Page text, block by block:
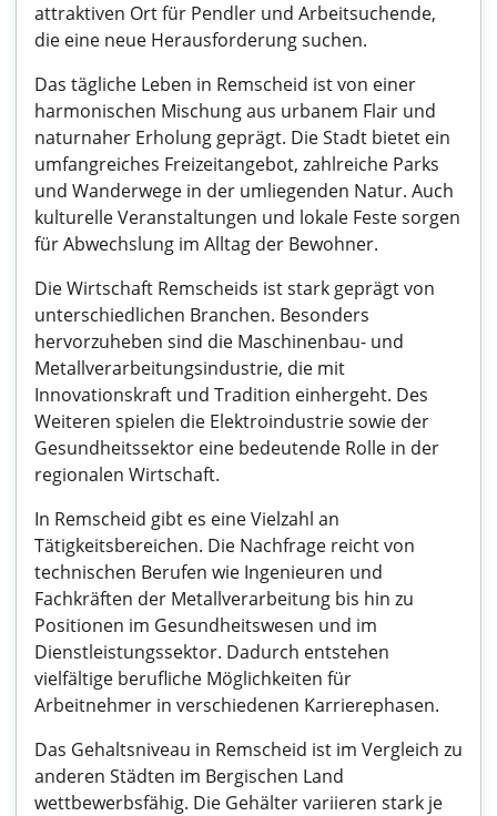
attraktiven Ort für Pendler und Arbeitsuchende,
die eine neue Herausforderung suchen.
Das tägliche Leben in Remscheid ist von einer
harmonischen Mischung aus urbanem Flair und
naturnaher Erholung geprägt. Die Stadt bietet ein
umfangreiches Freizeitangebot, zahlreiche Parks
und Wanderwege in der umliegenden Natur. Auch
kulturelle Veranstaltungen und lokale Feste sorgen
für Abwechslung im Alltag der Bewohner.
Die Wirtschaft Remscheids ist stark geprägt von
unterschiedlichen Branchen. Besonders
hervorzuheben sind die Maschinenbau- und
Metallverarbeitungsindustrie, die mit
Innovationskraft und Tradition einhergeht. Des
Weiteren spielen die Elektroindustrie sowie der
Gesundheitssektor eine bedeutende Rolle in der
regionalen Wirtschaft.
In Remscheid gibt es eine Vielzahl an
Tätigkeitsbereichen. Die Nachfrage reicht von
technischen Berufen wie Ingenieuren und
Fachkräften der Metallverarbeitung bis hin zu
Positionen im Gesundheitswesen und im
Dienstleistungssektor. Dadurch entstehen
vielfältige berufliche Möglichkeiten für
Arbeitnehmer in verschiedenen Karrierephasen.
Das Gehaltsniveau in Remscheid ist im Vergleich zu
anderen Städten im Bergischen Land
wettbewerbsfähig. Die Gehälter variieren stark je